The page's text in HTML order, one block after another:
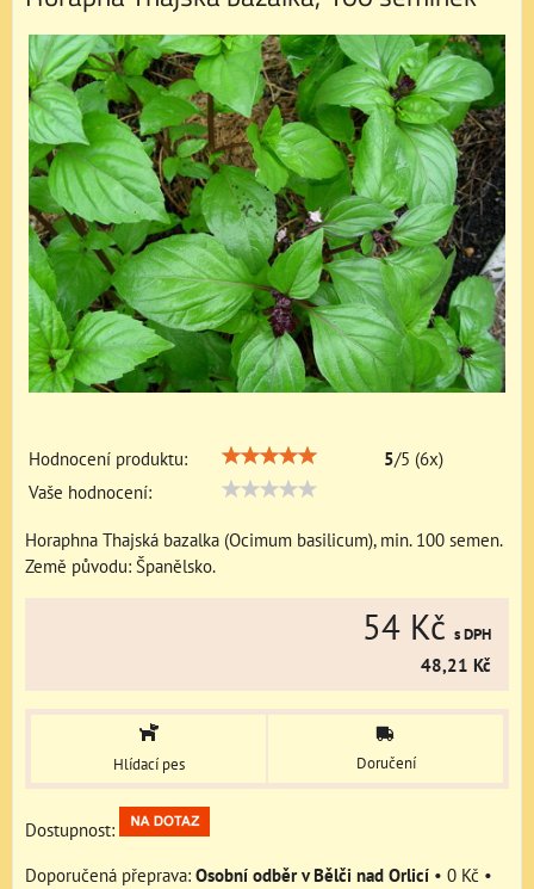
Hodnocení produktu: 5/5 (6x)
Vaše hodnocení:
Horaphna Thajská bazalka (Ocimum basilicum), min. 100 semen.
Země původu: Španělsko.
54 Kč s DPH
48,21 Kč
Hlídací pes Doručení
Dostupnost:
Osobní odběr v Bělči nad Orlicí • 0 Kč •